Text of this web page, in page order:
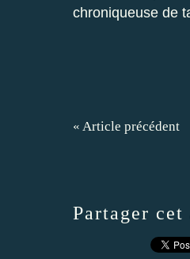
chroniqueuse de
« Article précédent
Partager